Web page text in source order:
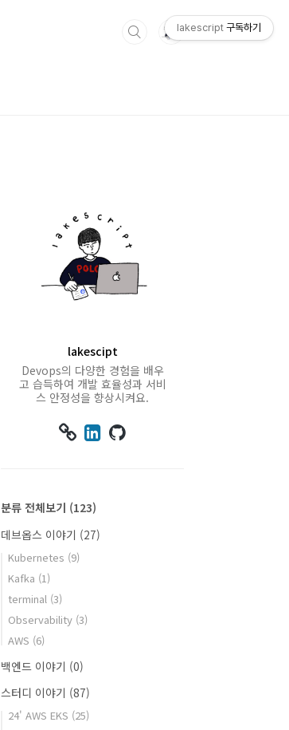
lakescipt
Devops의 다양한 경험을 배우
고 습득하여 개발 효율성과 서비
스 안정성을 향상시켜요.
  
분류 전체보기 (123)
데브옵스 이야기 (27)
Kubernetes (9)
Kafka (1)
terminal (3)
Observability (3)
AWS (6)
백엔드 이야기 (0)
스터디 이야기 (87)
24' AWS EKS (25)
lakescript 구독하기